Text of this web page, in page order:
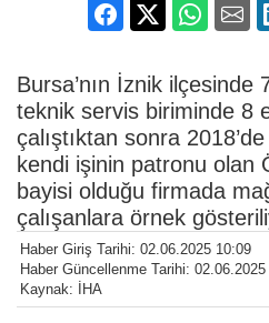
Bursa’nın İznik ilçesinde
teknik servis biriminde 8
çalıştıktan sonra
kendi işinin patronu olan
bayisi olduğu firmada
çalışanlara örnek
Haber Giriş Tarihi: 02.06.2025 10:09
Haber Güncellenme Tarihi: 02.06.2025
Kaynak: İHA